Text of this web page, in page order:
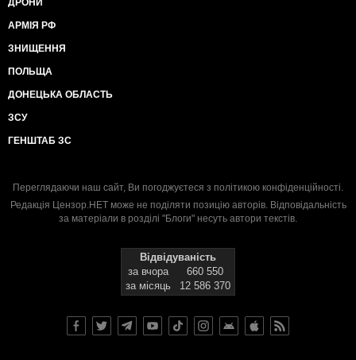
ДРОНИ
АРМІЯ РФ
ЗНИЩЕННЯ
ПОЛЬЩА
ДОНЕЦЬКА ОБЛАСТЬ
ЗСУ
ГЕНШТАБ ЗС
Переглядаючи наш сайт, Ви погоджуєтеся з політикою конфіденційності.
Редакція Цензор.НЕТ може не поділяти позицію авторів. Відповідальність
за матеріали в розділі "Блоги" несуть автори текстів.
Відвідуваність
за вчора
660 550
за місяць
12 586 370